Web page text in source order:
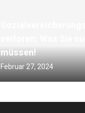
müssen!
Februar 27, 2024